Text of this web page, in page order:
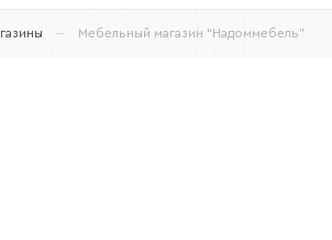
Мебельный магазин “Надоммебель”